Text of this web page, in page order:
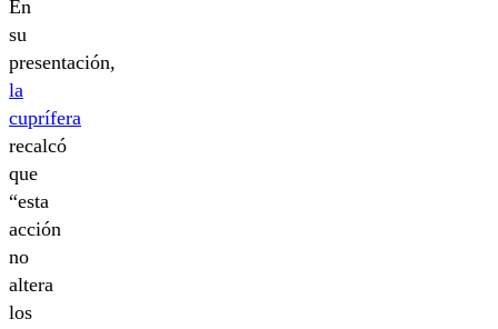
En
su
presentación,
la
cuprífera
recalcó
que
“esta
acción
no
altera
los